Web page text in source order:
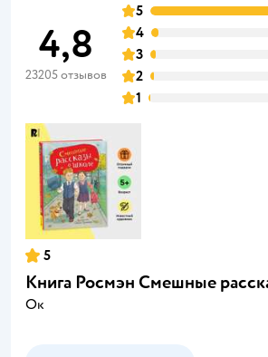
4,8
23205 отзывов
5
4
3
2
1
5
Книга Росмэн Смешные
Ок